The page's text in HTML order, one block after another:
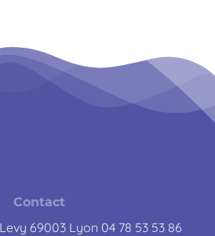
Contact
69003 Lyon 04 78 53 53 86